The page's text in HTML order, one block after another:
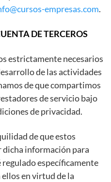
empresas.com.
DE TERCEROS
estrictamente necesarios
de las actividades
de que compartimos
de servicio bajo
de privacidad.
de que estos
información para
específicamente
en virtud de la